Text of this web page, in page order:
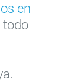
en
todo